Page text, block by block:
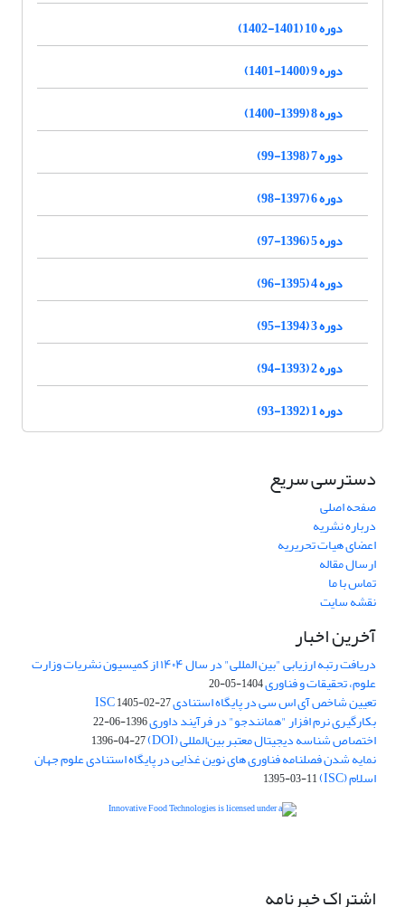
دوره 10 (1401-1402)
دوره 9 (1400-1401)
دوره 8 (1399-1400)
دوره 7 (1398-99)
دوره 6 (1397-98)
دوره 5 (1396-97)
دوره 4 (1395-96)
دوره 3 (1394-95)
دوره 2 (1393-94)
دوره 1 (1392-93)
دسترسی سریع
صفحه اصلی
درباره نشریه
اعضای هیات تحریریه
ارسال مقاله
تماس با ما
نقشه سایت
آخرین اخبار
دریافت رتبه ارزیابی "بین المللی" در سال ۱۴۰۴ از کمیسیون نشریات وزارت
علوم، تحقیقات و فناوری1404-05-20
تعیین شاخص آی اس سی در پایگاه استنادی ISC1405-02-27
بکارگیری نرم افزار "همانندجو" در فرآیند داوری1396-06-22
اختصاص شناسه دیجیتال معتبر بین‌المللی (DOI) 1396-04-27
نمایه شدن فصلنامه فناوری های نوین غذایی در پایگاه استنادی علوم جهان
اسلام (ISC) 1395-03-11
اشتراک خبرنامه